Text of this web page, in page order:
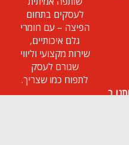
לעסקים בתחום
הפיצה – עם חומרי
גלם איכותיים,
שירות מקצועי וליווי
שגורם לעסק
לתפוח כמו שצריך.
ב